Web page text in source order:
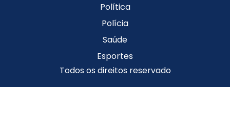
Política
Polícia
Saúde
Esportes
Todos os direitos reservado